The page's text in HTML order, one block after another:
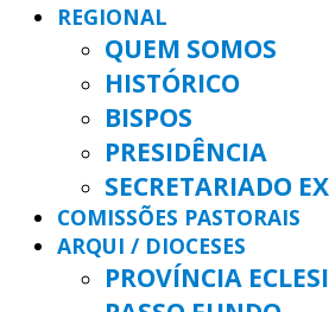
REGIONAL
QUEM SOMOS
HISTÓRICO
BISPOS
PRESIDÊNCIA
SECRETARIADO
COMISSÕES PASTORAIS
ARQUI / DIOCESES
PROVÍNCIA